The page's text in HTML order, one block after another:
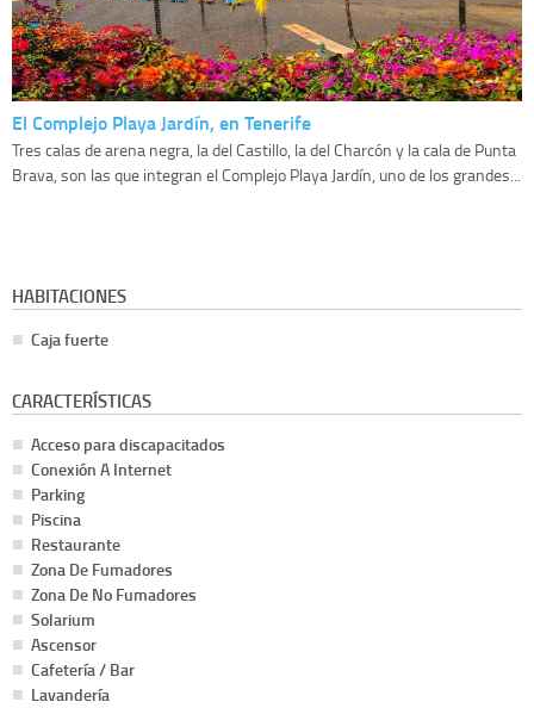
El Complejo Playa Jardín, en Tenerife
Tres calas de arena negra, la del Castillo, la del Charcón y la cala de Punta
Brava, son las que integran el Complejo Playa Jardín, uno de los grandes...
HABITACIONES
Caja fuerte
CARACTERÍSTICAS
Acceso para discapacitados
Conexión A Internet
Parking
Piscina
Restaurante
Zona De Fumadores
Zona De No Fumadores
Solarium
Ascensor
Cafetería / Bar
Lavandería